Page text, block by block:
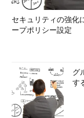
セキュリティの強化
ープポリシー設定
グ
す